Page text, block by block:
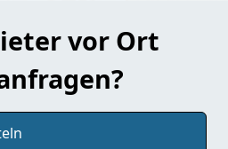
vor Ort